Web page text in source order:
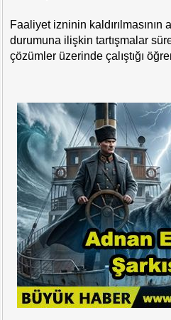
Faaliyet izninin
durumuna ilişkin tartışmalar
çözümler üzerinde çalıştığı